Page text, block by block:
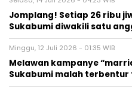
Jomplang! Setiap 26 ribu
Sukabumi diwakili satu
Minggu, 12 Juli 2026 - 01:35 WIB
Melawan kampanye
Sukabumi malah